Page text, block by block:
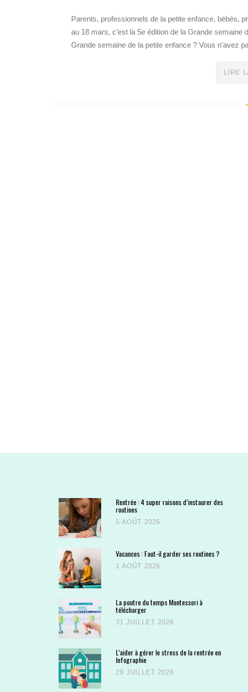
Parents, professionnels de la petite enfance, bébés,
au 18 mars, c’est la 5e édition de la Grande
Grande semaine de la petite enfance ? Vous n’avez
LIRE
Rentrée : 4 super raisons d’instaurer des
routines
5 AOÛT 2026
Vacances : Faut-il garder ses routines ?
1 AOÛT 2026
La poutre du temps Montessori à
télécharger
31 JUILLET 2026
L’aider à gérer le stress de la rentrée en
Infographie
29 JUILLET 2026